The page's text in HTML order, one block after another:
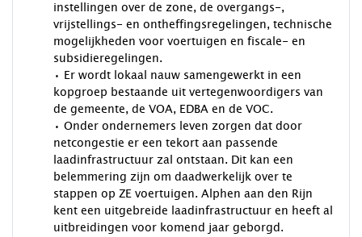
instellingen over de zone, de overgangs-,
vrijstellings- en ontheffingsregelingen, technische
mogelijkheden voor voertuigen en fiscale- en
subsidieregelingen.
• Er wordt lokaal nauw samengewerkt in een
kopgroep bestaande uit vertegenwoordigers van
de gemeente, de VOA, EDBA en de VOC.
• Onder ondernemers leven zorgen dat door
netcongestie er een tekort aan passende
laadinfrastructuur zal ontstaan. Dit kan een
belemmering zijn om daadwerkelijk over te
stappen op ZE voertuigen. Alphen aan den Rijn
kent een uitgebreide laadinfrastructuur en heeft al
uitbreidingen voor komend jaar geborgd.